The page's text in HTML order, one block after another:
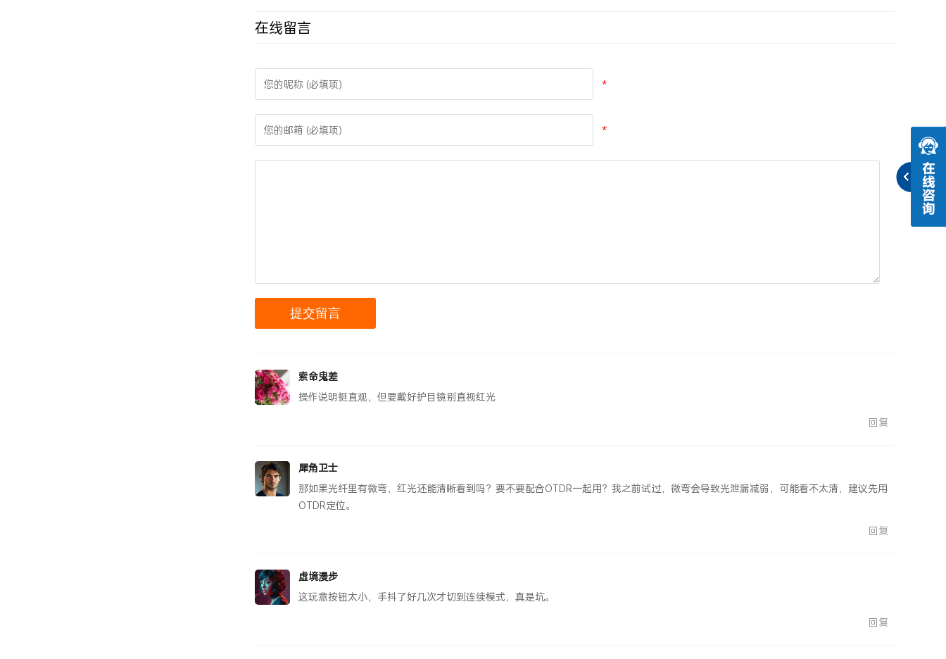
在线留言
*
*
索命鬼差
操作说明挺直观，但要戴好护目镜别直视红光
回复
犀角卫士
那如果光纤里有微弯，红光还能清晰看到吗？要不要配合OTDR一起用？我之前试过，微弯会导致光泄漏减弱，可能看不太清，建议先用
OTDR定位。
回复
虚境漫步
这玩意按钮太小，手抖了好几次才切到连续模式，真是坑。
回复